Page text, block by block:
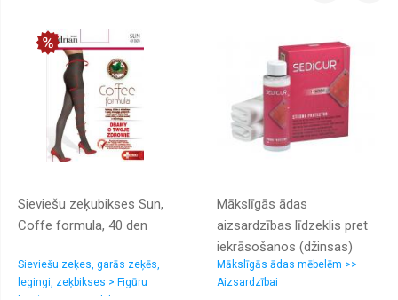
Sieviešu zeķubikses Sun,
Coffe formula, 40 den
Sieviešu zeķes, garās zeķēs,
legingi, zeķbikses > Figūru
Mākslīgās ādas
aizsardzības līdzeklis pret
iekrāsošanos (džinsas)
SEDICUR® Strong
Protector 200ml
Mākslīgās ādas mēbelēm >>
Aizsardzībai